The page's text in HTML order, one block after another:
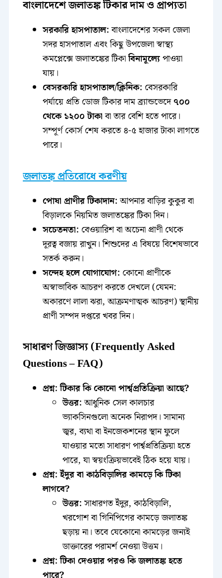
বাংলাদেশে জলাতঙ্ক টিকার দাম ও প্রাপ্যতা
সরকারি হাসপাতাল:বাংলাদেশের সকল জেলা
সদর হাসপাতাল এবং কিছু উপজেলা স্বাস্থ্য
কমপ্লেক্সে জলাতঙ্কের টিকাবিনামূল্যেপাওয়া
যায়।
বেসরকারি হাসপাতাল/ক্লিনিক: বেসরকারি
পর্যায়ে প্রতি ডোজ টিকার দাম ব্র্যান্ডভেদে৭০০
থেকে ১২০০ টাকাবা তার বেশি হতে পারে।
সম্পূর্ণ কোর্স শেষ করতে ৪-৫ হাজার টাকা লাগতে
পারে।
জলাতঙ্ক প্রতিরোধে করণীয়
পোষা প্রাণীর টিকাদান:আপনার বাড়ির কুকুর বা
বিড়ালকে নিয়মিত জলাতঙ্কের টিকা দিন।
সচেতনতা: বেওয়ারিশ বা অচেনা প্রাণী থেকে
দূরত্ব বজায় রাখুন। শিশুদের এ বিষয়ে বিশেষভাবে
সতর্ক করুন।
সন্দেহ হলে যোগাযোগ: কোনো প্রাণীকে
অস্বাভাবিক আচরণ করতে দেখলে (যেমন:
অকারণে লালা ঝরা, আক্রমণাত্মক আচরণ) স্থানীয়
প্রাণী সম্পদ দপ্তরে খবর দিন।
সাধারণ জিজ্ঞাস্য (Frequently Asked
Questions – FAQ)
প্রশ্ন: টিকার কি কোনো পার্শ্বপ্রতিক্রিয়া আছে?
উত্তর:আধুনিক সেল কালচার
ভ্যাকসিনগুলো অনেক নিরাপদ। সামান্য
জ্বর, ব্যথা বা ইনজেকশনের স্থান ফুলে
যাওয়ার মতো সাধারণ পার্শ্বপ্রতিক্রিয়া হতে
পারে, যা স্বয়ংক্রিয়ভাবেই ঠিক হয়ে যায়।
প্রশ্ন: ইঁদুর বা কাঠবিড়ালির কামড়ে কি টিকা
লাগবে?
উত্তর:সাধারণত ইঁদুর, কাঠবিড়ালি,
খরগোশ বা গিনিপিগের কামড়ে জলাতঙ্ক
ছড়ায় না। তবে যেকোনো কামড়ের জন্যই
ডাক্তারের পরামর্শ নেওয়া উত্তম।
প্রশ্ন: টিকা দেওয়ার পরও কি জলাতঙ্ক হতে